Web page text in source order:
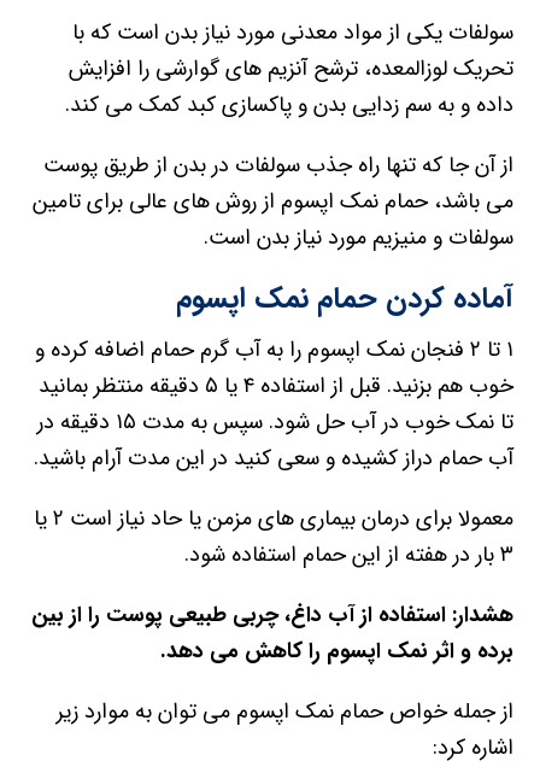
سولفات یکی از مواد معدنی مورد نیاز بدن است که با
تحریک لوزالمعده، ترشح آنزیم های گوارشی را افزایش
داده و به سم زدایی بدن و پاکسازی کبد کمک می کند.
از آن جا که تنها راه جذب سولفات در بدن از طریق پوست
می باشد، حمام نمک اپسوم از روش های عالی برای تامین
سولفات و منیزیم مورد نیاز بدن است.
آماده کردن حمام نمک اپسوم
۱ تا ۲ فنجان نمک اپسوم را به آب گرم حمام اضافه کرده و
خوب هم بزنید. قبل از استفاده ۴ یا ۵ دقیقه منتظر بمانید
تا نمک خوب در آب حل شود. سپس به مدت ۱۵ دقیقه در
آب حمام دراز کشیده و سعی کنید در این مدت آرام باشید.
معمولا برای درمان بیماری های مزمن یا حاد نیاز است ۲ یا
۳ بار در هفته از این حمام استفاده شود.
هشدار: استفاده از آب داغ، چربی طبیعی پوست را از بین
برده و اثر نمک اپسوم را کاهش می دهد.
از جمله خواص حمام نمک اپسوم می توان به موارد زیر
اشاره کرد: